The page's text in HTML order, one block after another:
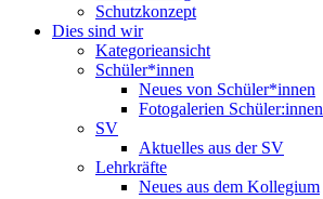
Schutzkonzept
Dies sind wir
Kategorieansicht
Schüler*innen
Neues von Schüler*innen
Fotogalerien Schüler:innen
SV
Aktuelles aus der SV
Lehrkräfte
Neues aus dem Kollegium